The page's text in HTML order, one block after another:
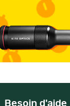
Besoin d'aide